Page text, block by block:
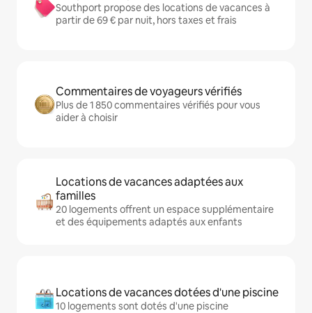
Southport propose des locations de vacances à
partir de 69 € par nuit, hors taxes et frais
Commentaires de voyageurs vérifiés
Plus de 1 850 commentaires vérifiés pour vous
aider à choisir
Locations de vacances adaptées aux
familles
20 logements offrent un espace supplémentaire
et des équipements adaptés aux enfants
Locations de vacances dotées d'une piscine
10 logements sont dotés d'une piscine